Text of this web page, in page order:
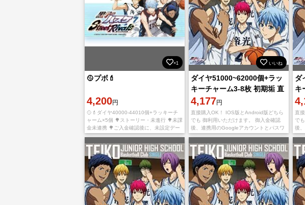
×1
🥎プボ💄
4,200円
🥎💄ダイヤ40000-44010個+ラッキーチ
ャーム×5個 🌳ストーリー・未進行 🌳未課
金未連携 🌳ご入金確認後に、未設定デー
タ連携用のGoogleアカウントとパスワー
ドをご連絡ください。
いいね
ダイヤ51000~62000個+ラッ
キーチャーム3-8枚 初期垢 直
接購入OK！
4,177円
直接購入OK！ IOS版とAndroid版どちら
でも 御利用いただけます。 御入金確認
後、連携用のGoogleアカウントとパスワ
ードを送りいたします。 不正行為は一切
しておりませんので、ご安心くだ
ダ
キ
接
直
で
後
ー
し